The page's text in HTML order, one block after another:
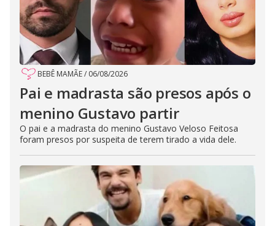
BEBÊ MAMÃE/ 06/08/2026
Pai e madrasta são presos após o
menino Gustavo partir
O pai e a madrasta do menino Gustavo Veloso Feitosa
foram presos por suspeita de terem tirado a vida dele.